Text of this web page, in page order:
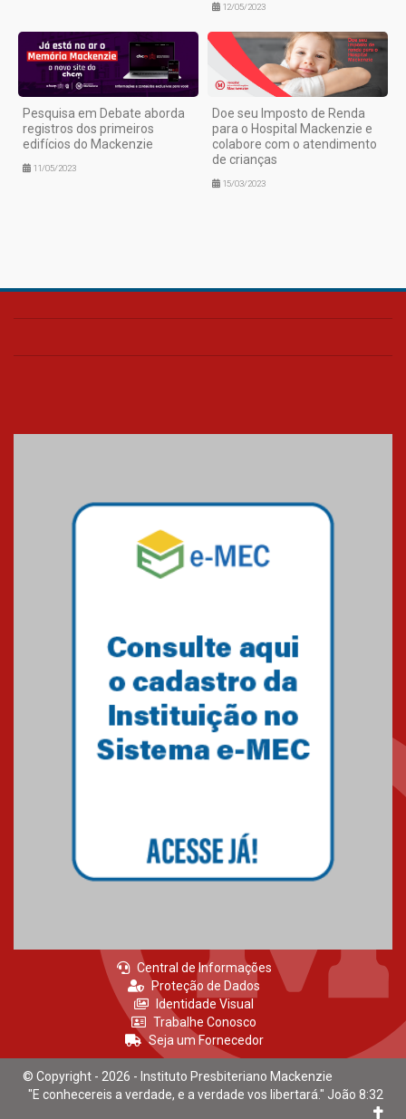
12/05/2023
Pesquisa em Debate aborda
registros dos primeiros
edifícios do Mackenzie
11/05/2023
Doe seu Imposto de Renda
para o Hospital Mackenzie e
colabore com o atendimento
de crianças
15/03/2023
Central de Informações
Proteção de Dados
Identidade Visual
Trabalhe Conosco
Seja um Fornecedor
© Copyright - 2026 - Instituto Presbiteriano Mackenzie
"E conhecereis a verdade, e a verdade vos libertará." João 8:32